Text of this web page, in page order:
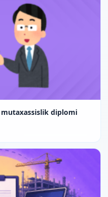
diplomi